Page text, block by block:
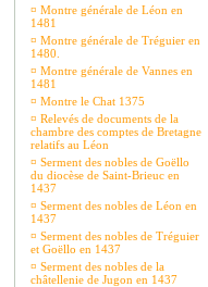
¤ Montre générale de Léon en
1481
¤ Montre générale de Tréguier en
1480.
¤ Montre générale de Vannes en
1481
¤ Montre le Chat 1375
¤ Relevés de documents de la
chambre des comptes de Bretagne
relatifs au Léon
¤ Serment des nobles de Goëllo
du diocèse de Saint-Brieuc en
1437
¤ Serment des nobles de Léon en
1437
¤ Serment des nobles de Tréguier
et Goëllo en 1437
¤ Serment des nobles de la
châtellenie de Jugon en 1437